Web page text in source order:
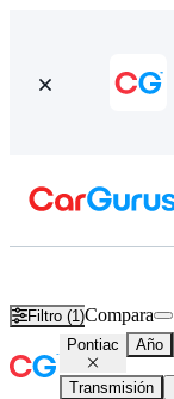
Filtro (1)Compara
Pontiac Año
Transmisión